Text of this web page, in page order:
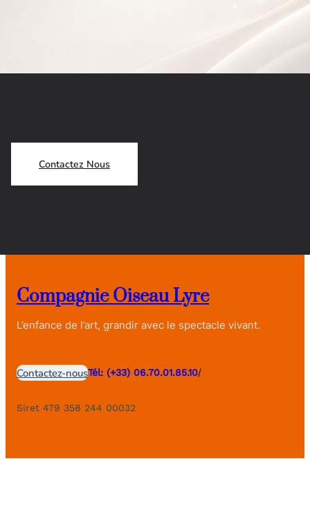
Contactez Nous
Compagnie Oiseau Lyre
L’enfance de l’art, grandir avec le spectacle vivant.
Contactez-nousTél: (+33) 06.70.01.85.10/
Siret 479 358 244 00032